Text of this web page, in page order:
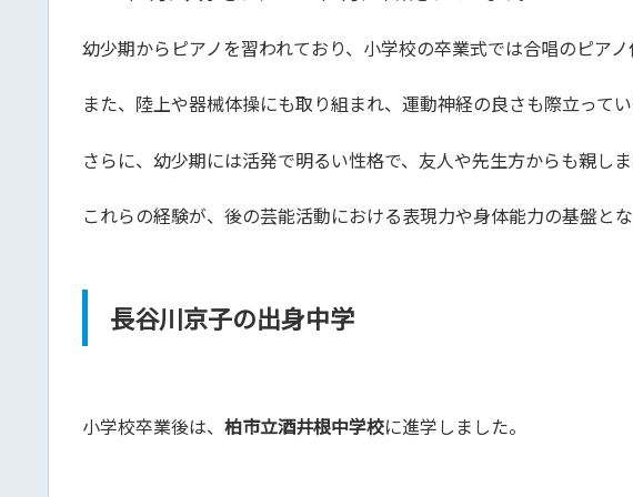
幼少期からピアノを習われており、小学校の卒業式では合唱のピア
また、陸上や器械体操にも取り組まれ、運動神経の良さも際立ってい
さらに、幼少期には活発で明るい性格で、友人や先生方からも親し
これらの経験が、後の芸能活動における表現力や身体能力の基盤と
長谷川京子の出身中学
小学校卒業後は、 柏市立酒井根中学校に進学しました。